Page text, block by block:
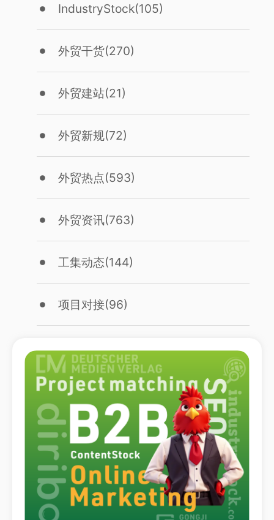
IndustryStock(105)
外贸干货(270)
外贸建站(21)
外贸新规(72)
外贸热点(593)
外贸资讯(763)
工集动态(144)
项目对接(96)